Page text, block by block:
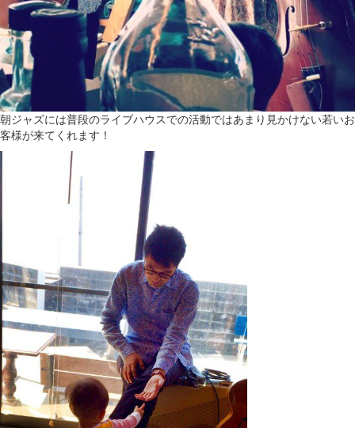
朝ジャズには普段のライブハウスでの活動ではあまり見かけない若いお
客様が来てくれます！